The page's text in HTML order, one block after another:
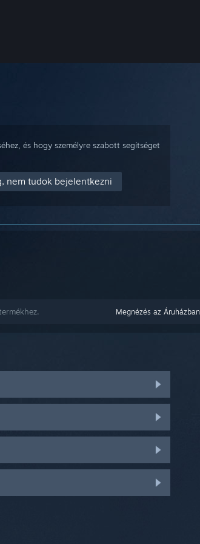
és hogy személyre szabott segítséget
nem tudok bejelentkezni
Megnézés az Áruházban